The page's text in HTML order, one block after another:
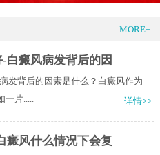
MORE+
白癜风病发背后的因
发背后的因素是什么？白癜风作为
一片.....
详情>>
癜风什么情况下会复